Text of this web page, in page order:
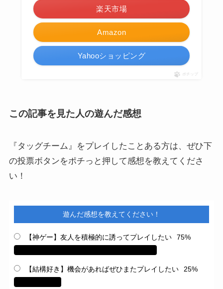
Amazon
楽天市場
Yahooショッピング
ポチップ
この記事を見た人の遊んだ感想
『タッグチーム』をプレイしたことある方は、ぜひ下
の投票ボタンをポチっと押して感想を教えてくださ
い！
遊んだ感想を教えてください！
【神ゲー】友人を積極的に誘ってプレイしたい 75%
【結構好き】機会があればぜひまたプレイしたい 25%